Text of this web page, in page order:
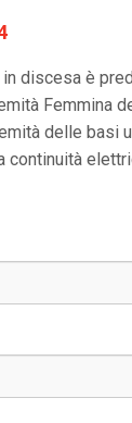
in discesa è
Femmina
delle basi
continuità